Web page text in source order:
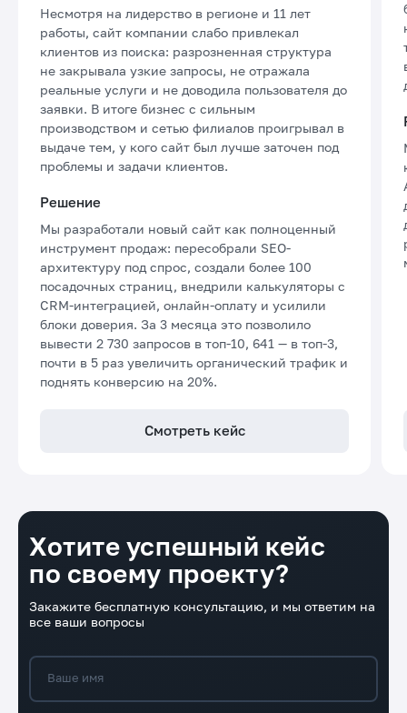
Смотреть кейс
Несмотря на лидерство в регионе и 11 лет
работы, сайт компании слабо привлекал
клиентов из поиска: разрозненная структура
не закрывала узкие запросы, не отражала
реальные услуги и не доводила пользователя до
заявки. В итоге бизнес с сильным
производством и сетью филиалов проигрывал в
выдаче тем, у кого сайт был лучше заточен под
проблемы и задачи клиентов.
Решение
Мы разработали новый сайт как полноценный
инструмент продаж: пересобрали SEO-
архитектуру под спрос, создали более 100
посадочных страниц, внедрили калькуляторы с
CRM-интеграцией, онлайн-оплату и усилили
блоки доверия. За 3 месяца это позволило
вывести 2 730 запросов в топ-10, 641 — в топ-3,
почти в 5 раз увеличить органический трафик и
поднять конверсию на 20%.
Хотите успешный кейс
по своему проекту?
Закажите бесплатную консультацию, и мы ответим на
все ваши вопросы
Ваше имя